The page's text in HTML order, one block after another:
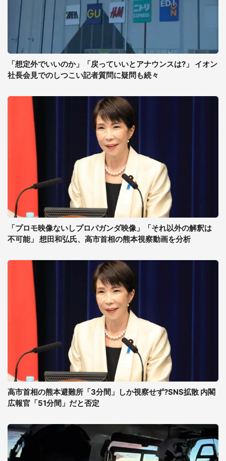
「想定外でいいのか」「戻っていいとアナウンスは?」 イオン
社長会見でのしつこい記者質問に疑問も続々
「プロモ映像ないしプロパガンダ映像」「それ以外の解釈は
不可能」 想田和弘氏、高市首相の熊本視察動画を分析
高市首相の熊本避難所「3分間」しか視察せず?SNS拡散 内閣
広報官「51分間」だと否定